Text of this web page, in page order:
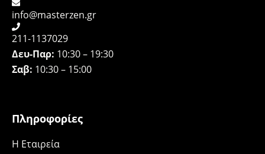
info@masterzen.gr
211-1137029
Δευ-Παρ: 10:30 – 19:30
Σαβ: 10:30 – 15:00
Πληροφορίες
H Εταιρεία